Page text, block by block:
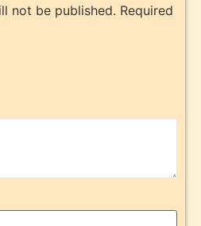
not be published. Required